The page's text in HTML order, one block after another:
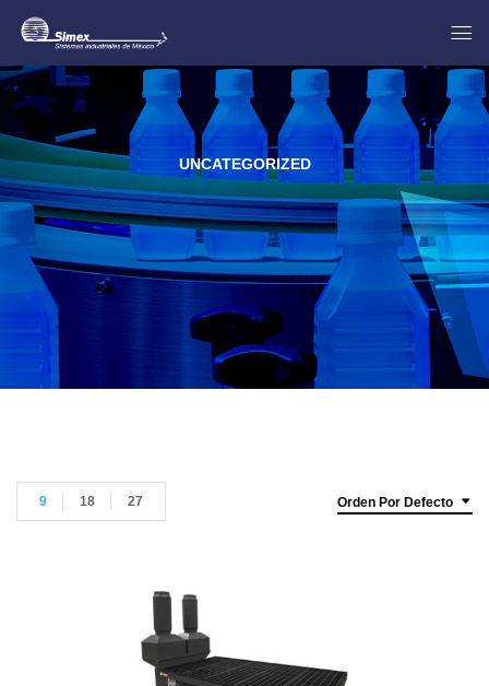
UNCATEGORIZED
Orden Por Defecto
9 18 27